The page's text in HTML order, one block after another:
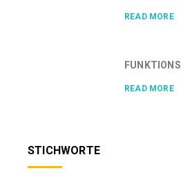
READ MORE
READ MORE
STICHWORTE